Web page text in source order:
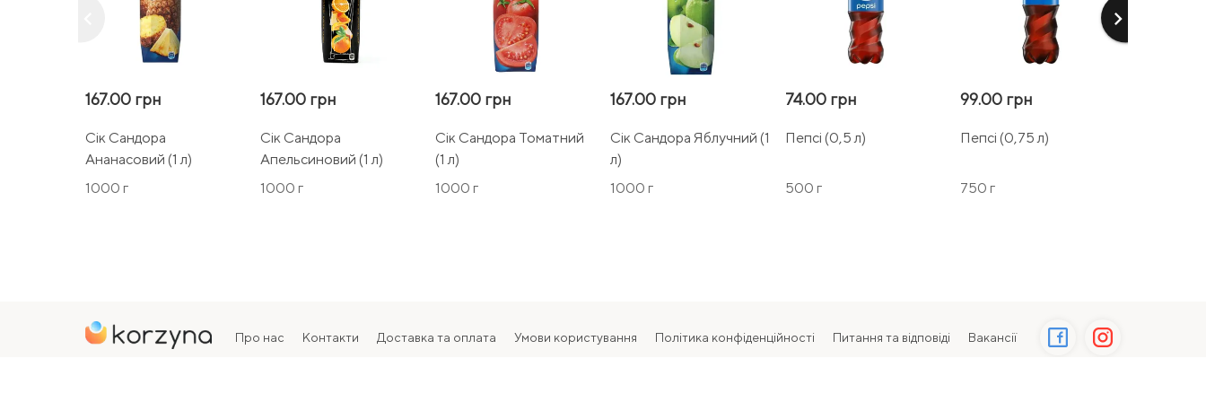
keyboard_arrow_right
167.00 грн
Сік Сандора
Ананасовий (1 л)
1000 г
167.00 грн
Сік Сандора
Апельсиновий (1 л)
1000 г
167.00 грн
Сік Сандора Томатний
(1 л)
1000 г
167.00 грн
Сік Сандора Яблучний (1
л)
1000 г
74.00 грн
Пепсі (0,5 л)
500 г
99.00 грн
Пепсі (0,75 л)
750 г
Про нас Контакти Доставка та оплата Умови користування Політика конфіденційності Питання та відповіді Вакансії